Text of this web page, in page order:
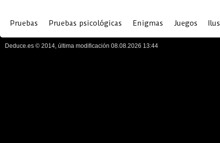
Pruebas Pruebas psicológicas Enigmas Juegos
Deduce.es © 2014, última modificación 08.08.2026 13:44